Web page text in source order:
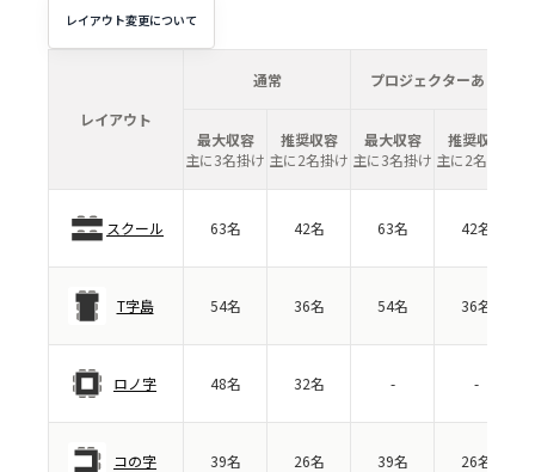
レイアウト変更について
レイアウト
通常 プロジェクターあり
最大収容
主に3名掛け
推奨収容
主に2名掛け
最大収容
主に3名掛け
推奨収容
主に2名掛け
スクール 63名 42名 63名 42名
T字島 54名 36名 54名 36名
ロノ字 48名 32名 - -
コの字 39名 26名 39名 26名